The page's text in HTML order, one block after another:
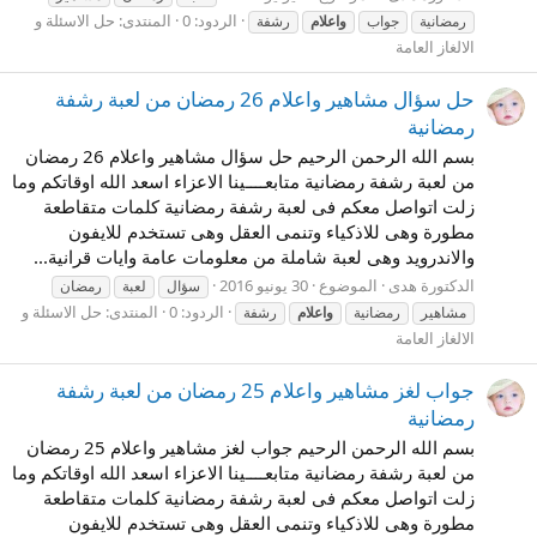
رمضانية
جواب واعلام رشفة الردود: 0 المنتدى: حل الاسئلة و
الالغاز العامة
حل سؤال مشاهير واعلام 26 رمضان من لعبة رشفة
رمضانية
بسم الله الرحمن الرحيم حل سؤال مشاهير واعلام 26 رمضان
من لعبة رشفة رمضانية متابعــــينا الاعزاء اسعد الله اوقاتكم وما
زلت اتواصل معكم فى لعبة رشفة رمضانية كلمات متقاطعة
مطورة وهى للاذكياء وتنمى العقل وهى تستخدم للايفون
والاندرويد وهى لعبة شاملة من معلومات عامة وايات قرانية...
الدكتورة هدى الموضوع 30 يونيو 2016 سؤال لعبة
رمضان
مشاهير
رمضانية واعلام رشفة الردود: 0 المنتدى: حل الاسئلة و
الالغاز العامة
جواب لغز مشاهير واعلام 25 رمضان من لعبة رشفة
رمضانية
بسم الله الرحمن الرحيم جواب لغز مشاهير واعلام 25 رمضان
من لعبة رشفة رمضانية متابعــــينا الاعزاء اسعد الله اوقاتكم وما
زلت اتواصل معكم فى لعبة رشفة رمضانية كلمات متقاطعة
مطورة وهى للاذكياء وتنمى العقل وهى تستخدم للايفون